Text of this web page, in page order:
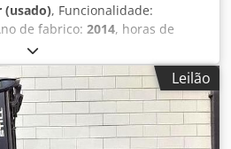
(usado), Funcionalidade:
de fabrico: 2014, horas de
, capacidade de carga:
mm, altura de construção:2.910
de garfos:2.000 mm,
1.800 mm, ESPECIFICAÇÕES
carga: 6.590 kg Centro de
Altura máxima de elevação:
Leilão